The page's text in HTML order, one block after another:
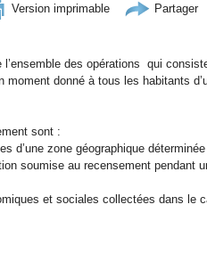
Version imprimable Partager
des opérations qui
donné à tous les habitants
sont :
d’une zone géographique
soumise au recensement pendant
et sociales collectées dans le